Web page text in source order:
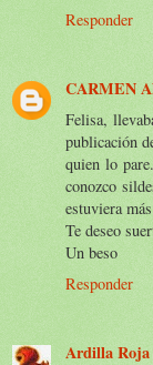
Responder
CARMEN
Felisa,
publicación
quien lo
conozco
estuviera
Te deseo
Un beso
Responder
Ardilla Roja